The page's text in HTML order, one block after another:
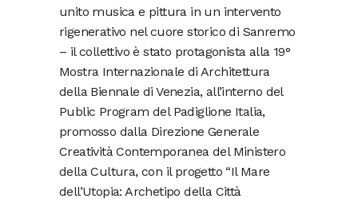
unito musica e pittura in un intervento
rigenerativo nel cuore storico di Sanremo
– il collettivo è stato protagonista alla 19°
Mostra Internazionale di Architettura
della Biennale di Venezia, all’interno del
Public Program del Padiglione Italia,
promosso dalla Direzione Generale
Creatività Contemporanea del Ministero
della Cultura, con il progetto “Il Mare
dell’Utopia: Archetipo della Città